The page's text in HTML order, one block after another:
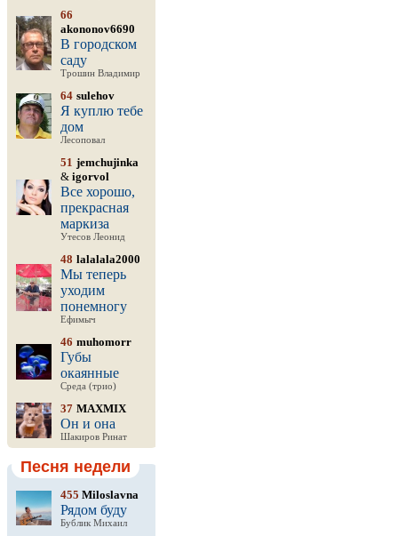
66
akononov6690
В городском
саду
Трошин Владимир
64 sulehov
Я куплю тебе
дом
Лесоповал
51 jemchujinka
& igorvol
Все хорошо,
прекрасная
маркиза
Утесов Леонид
48 lalalala2000
Мы теперь
уходим
понемногу
Ефимыч
46 muhomorr
Губы
окаянные
Среда (трио)
37 MAXMIX
Он и она
Шакиров Ринат
Песня недели
455 Miloslavna
Рядом буду
Бублик Михаил